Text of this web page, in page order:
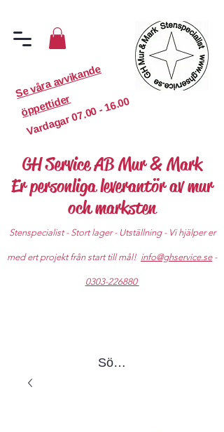
S
e
v
år
a
a
v
vi
k
a
n
d
e
ö
p
p
etti
d
er
Vardagar
07.00 - 16.00
GH Service AB Mur & Mark
Er personliga leverantör av mur
och marksten
Stenspecialist - Stort lager - Utställning - Vi hjälper er
med ert projekt från start till mål! info@ghservice.se-
0303-226880
Sök produkter